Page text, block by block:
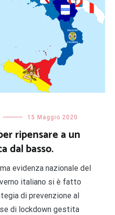
15 Maggio 2020
ripensare a un
dal basso.
evidenza nazionale del
italiano si è fatto
di prevenzione al
di lockdown gestita